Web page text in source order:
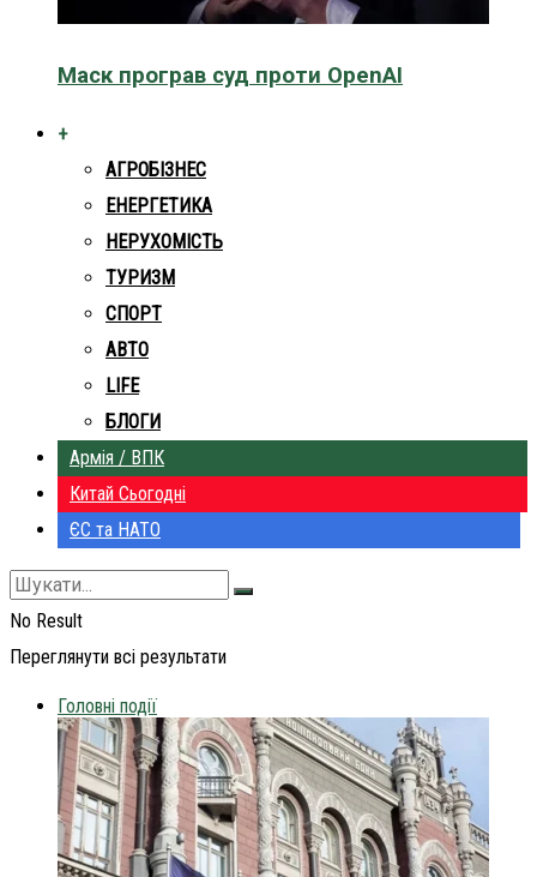
Маск програв суд проти OpenAI
+
АГРОБІЗНЕС
ЕНЕРГЕТИКА
НЕРУХОМІСТЬ
ТУРИЗМ
СПОРТ
АВТО
LIFE
БЛОГИ
Армія / ВПК
Китай Сьогодні
ЄС та НАТО
No Result
Переглянути всі результати
Головні події